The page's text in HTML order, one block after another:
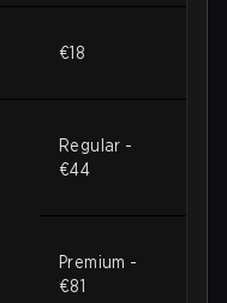
€18
Regular -
€44
Premium -
€81